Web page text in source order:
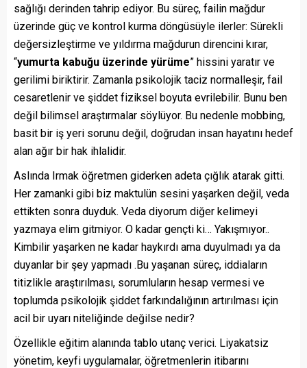
sağlığı derinden tahrip ediyor. Bu süreç, failin mağdur
üzerinde güç ve kontrol kurma döngüsüyle ilerler: Sürekli
değersizleştirme ve yıldırma mağdurun direncini kırar,
“yumurta kabuğu üzerinde yürüme” hissini yaratır ve
gerilimi biriktirir. Zamanla psikolojik taciz normalleşir, fail
cesaretlenir ve şiddet fiziksel boyuta evrilebilir. Bunu ben
değil bilimsel araştırmalar söylüyor. Bu nedenle mobbing,
basit bir iş yeri sorunu değil, doğrudan insan hayatını hedef
alan ağır bir hak ihlalidir.
Aslında Irmak öğretmen giderken adeta çığlık atarak gitti.
Her zamanki gibi biz maktulün sesini yaşarken değil, veda
ettikten sonra duyduk. Veda diyorum diğer kelimeyi
yazmaya elim gitmiyor. O kadar gençti ki… Yakışmıyor..
Kimbilir yaşarken ne kadar haykırdı ama duyulmadı ya da
duyanlar bir şey yapmadı .Bu yaşanan süreç, iddiaların
titizlikle araştırılması, sorumluların hesap vermesi ve
toplumda psikolojik şiddet farkındalığının artırılması için
acil bir uyarı niteliğinde değilse nedir?
Özellikle eğitim alanında tablo utanç verici. Liyakatsiz
yönetim, keyfi uygulamalar, öğretmenlerin itibarını